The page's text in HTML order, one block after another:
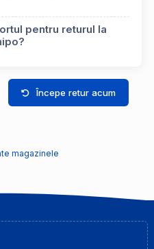
pentru returul la
Începe retur acum
magazinele